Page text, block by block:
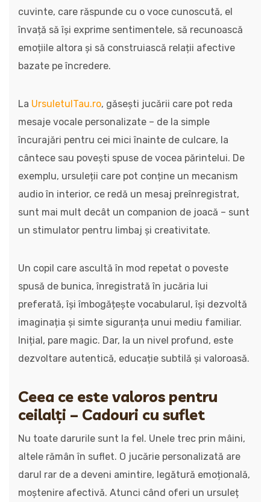
cuvinte, care răspunde cu o voce cunoscută, el
învață să își exprime sentimentele, să recunoască
emoțiile altora și să construiască relații afective
bazate pe încredere.
La UrsuletulTau.ro, găsești jucării care pot reda
mesaje vocale personalizate – de la simple
încurajări pentru cei mici înainte de culcare, la
cântece sau povești spuse de vocea părintelui. De
exemplu, ursuleții care pot conține un mecanism
audio în interior, ce redă un mesaj preînregistrat,
sunt mai mult decât un companion de joacă – sunt
un stimulator pentru limbaj și creativitate.
Un copil care ascultă în mod repetat o poveste
spusă de bunica, înregistrată în jucăria lui
preferată, își îmbogățește vocabularul, își dezvoltă
imaginația și simte siguranța unui mediu familiar.
Inițial, pare magic. Dar, la un nivel profund, este
dezvoltare autentică, educație subtilă și valoroasă.
Ceea ce este valoros pentru
ceilalți – Cadouri cu suflet
Nu toate darurile sunt la fel. Unele trec prin mâini,
altele rămân în suflet. O jucărie personalizată are
darul rar de a deveni amintire, legătură emoțională,
moștenire afectivă. Atunci când oferi un ursuleț